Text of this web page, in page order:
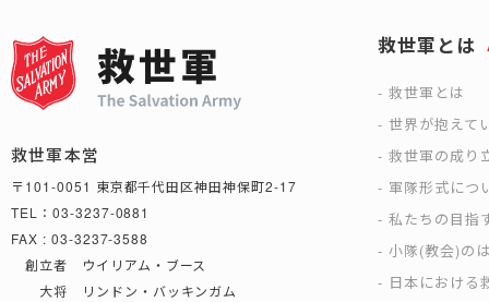
救世軍本営
〒101-0051 東京都千代田区神田神保町2-17
TEL：03-3237-0881
FAX : 03-3237-3588
創立者 ウイリアム・ブース
大将 リンドン・バッキンガム
救世軍とは
救世軍とは
世界が抱えて
救世軍の成り
軍隊形式につ
私たちの目指
小隊(教会)の
日本における